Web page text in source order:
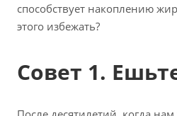
способствует накоплению
этого избежать?
Совет 1.